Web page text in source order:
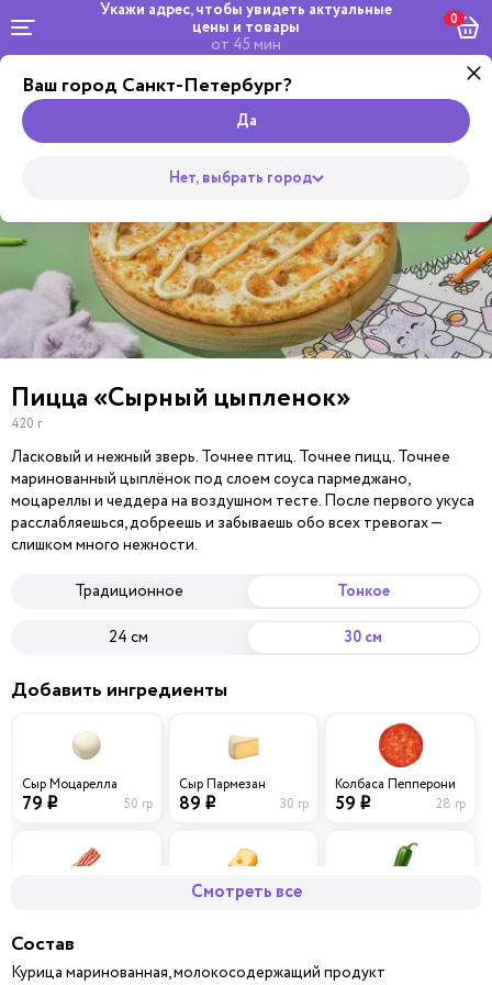
Укажи адрес, чтобы увидеть актуальные
цены и товары
от 45 мин
Ваш город Санкт-Петербург?
Да
Нет, выбрать город
0
Dosta
кейтеринг
Комбо и
Пицца «Сырный цыпленок»
420 г
Ласковый и нежный зверь. Точнее птиц. Точнее пицц. Точнее
маринованный цыплёнок под слоем соуса пармеджано,
моцареллы и чеддера на воздушном тесте. После первого укуса
расслабляешься, добреешь и забываешь обо всех тревогах —
слишком много нежности.
Традиционное Тонкое
24 см 30 см
Добавить ингредиенты
Сыр Моцарелла
79 i 50 гр
Сыр Пармезан
89 i 30 гр
Колбаса Пепперони
59 i 28 гр
Сыр Чеддер
Смотреть все
Состав
Курица маринованная, молокосодержащий продукт